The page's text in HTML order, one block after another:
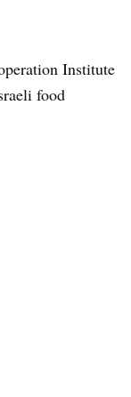
Institute
food